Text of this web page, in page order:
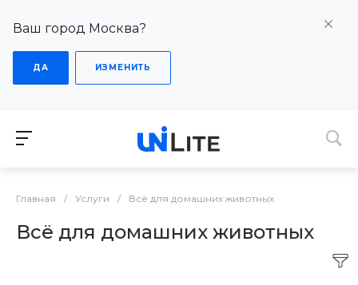
Ваш город Москва?
ДА ИЗМЕНИТЬ
Главная / Услуги / Всё для домашних животных
Всё для домашних животных